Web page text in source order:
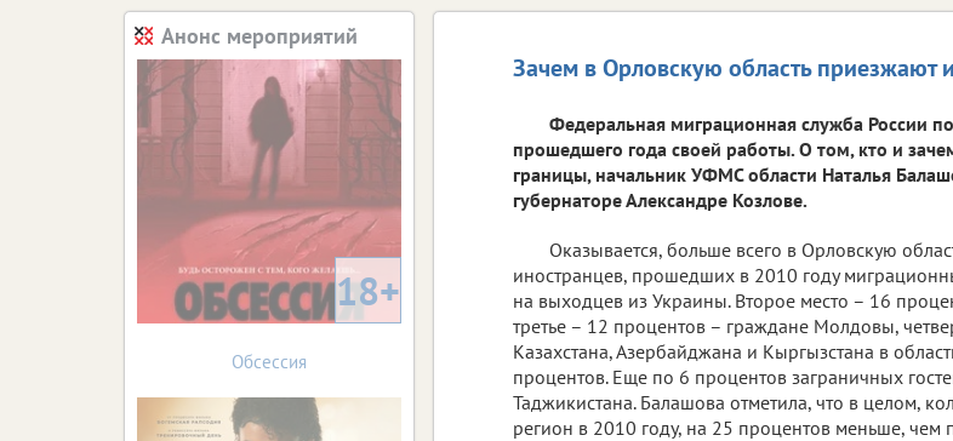
Зачем в Орловскую область приезжают
Федеральная миграционная служба России
прошедшего года своей работы. О том, кто и
границы, начальник УФМС области Наталья
губернаторе Александре Козлове.
Оказывается, больше всего в Орловскую
иностранцев, прошедших в 2010 году
на выходцев из Украины. Второе место – 16
третье – 12 процентов – граждане Молдовы,
Казахстана, Азербайджана и Кыргызстана в
процентов. Еще по 6 процентов заграничных
Таджикистана. Балашова отметила, что в целом,
регион в 2010 году, на 25 процентов меньше,
Анонс мероприятий
18+
Обсессия